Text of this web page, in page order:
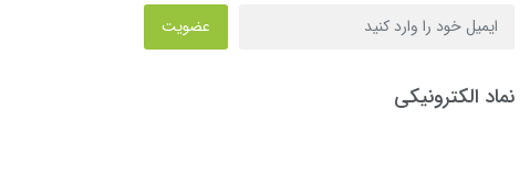
عضویت
نماد الکترونیکی